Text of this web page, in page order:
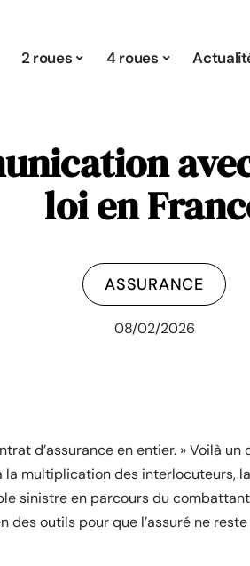
2 roues 4 roues
loi en
ASSURANCE
08/02/2026
d’assurance en entier. » Voilà un
la multiplication des interlocuteurs,
sinistre en parcours du
outils pour que l’assuré ne